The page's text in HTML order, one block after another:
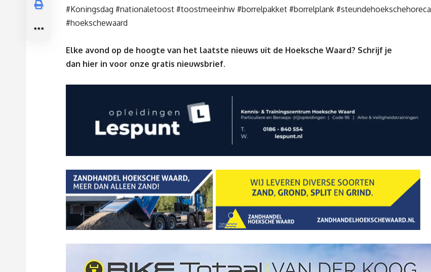
#Koningsdag #nationaletoost #toostmeeinhw #borrelpakket #borrelplank #steundehoekschehoreca
#hoekschewaard
Elke avond op de hoogte van het laatste nieuws uit de Hoeksche Waard? Schrijf je
dan hier in voor onze gratis nieuwsbrief.